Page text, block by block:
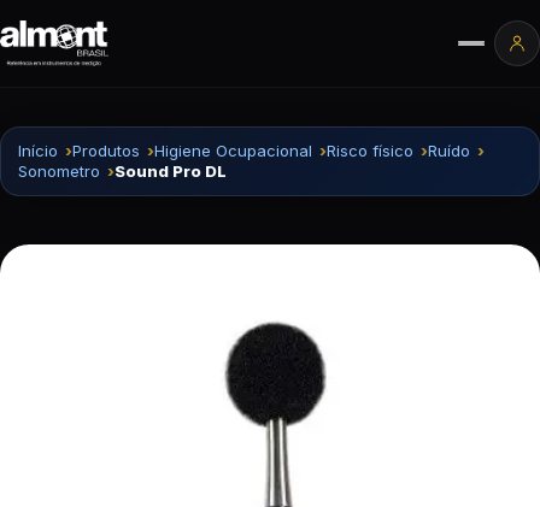
Início Produtos Higiene Ocupacional Risco físico
Ruído
Sonometro
Sound Pro DL